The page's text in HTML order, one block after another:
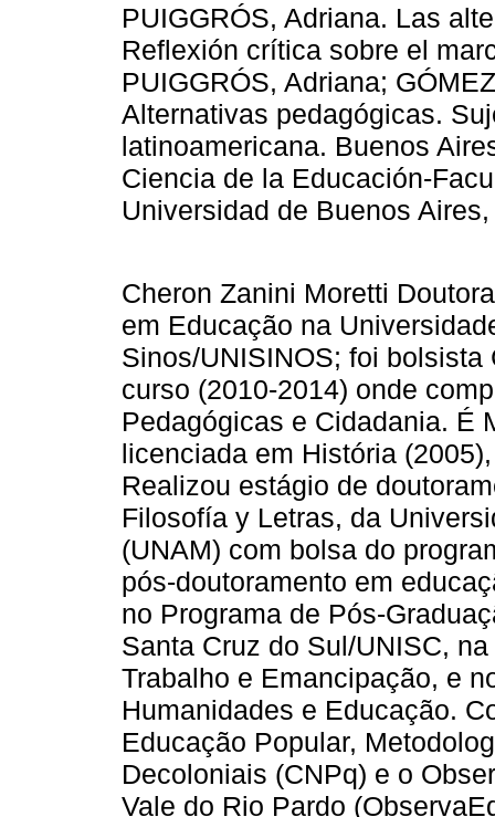
PUIGGRÓS, Adriana. Las
Reflexión crítica sobre el
PUIGGRÓS, Adriana;
Alternativas pedagógicas.
latinoamericana. Buenos
Ciencia de la Educación-
Universidad de Buenos
Cheron Zanini Moretti
em Educação na
Sinos/UNISINOS; foi
curso (2010-2014) onde
Pedagógicas e Cidadania. É
licenciada em História
Realizou estágio de
Filosofía y Letras, da
(UNAM) com bolsa do
pós-doutoramento em
no Programa de Pós-
Santa Cruz do Sul/UNISC,
Trabalho e Emancipação, e
Humanidades e Educação.
Educação Popular,
Decoloniais (CNPq) e o
Vale do Rio Pardo